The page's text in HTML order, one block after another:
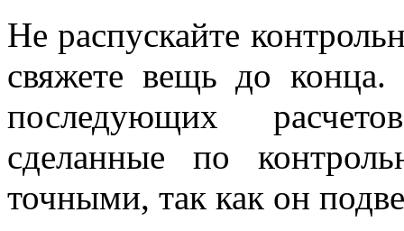
Не распускайте
свяжете вещь до
последующих
сделанные по
точными, так как он